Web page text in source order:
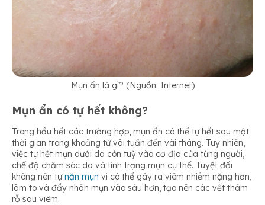
Mụn ẩn là gì? (Nguồn: Internet)
Mụn ẩn có tự hết không?
Trong hầu hết các trường hợp, mụn ẩn có thể tự hết sau một
thời gian trong khoảng từ vài tuần đến vài tháng. Tuy nhiên,
việc tự hết mụn dưới da còn tuỳ vào cơ địa của từng người,
chế độ chăm sóc da và tình trạng mụn cụ thể. Tuyệt đối
không nên tựnặn mụn vì có thể gây ra viêm nhiễm nặng hơn,
làm to và đẩy nhân mụn vào sâu hơn, tạo nên các vết thâm
rỗ sau viêm.